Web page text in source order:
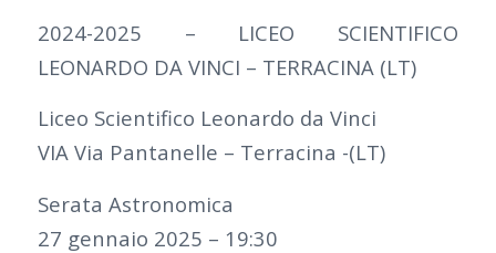
2024-2025 – LICEO SCIENTIFICO
LEONARDO DA VINCI – TERRACINA (LT)
Liceo Scientifico Leonardo da Vinci
VIA Via Pantanelle – Terracina -(LT)
Serata Astronomica
27 gennaio 2025 – 19:30